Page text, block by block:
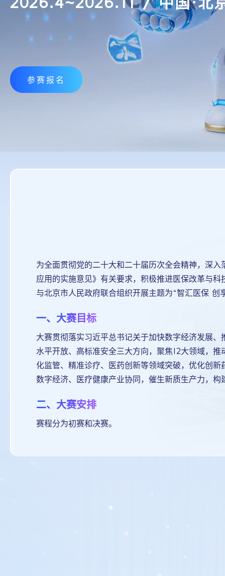
2026.4~2026.11 / 中国·北
参赛报名
为全面贯彻党的二十大和二十届历次全会精神，深
应用的实施意见》有关要求，积极推进医保改革与
与北京市人民政府联合组织开展主题为“智汇医保 创
一、大赛目标
大赛贯彻落实习近平总书记关于加快数字经济发展
水平开放、高标准安全三大方向，聚焦12大领域，
化监管、精准诊疗、医药创新等领域突破，优化创
数字经济、医疗健康产业协同，催生新质生产力，
二、大赛安排
赛程分为初赛和决赛。